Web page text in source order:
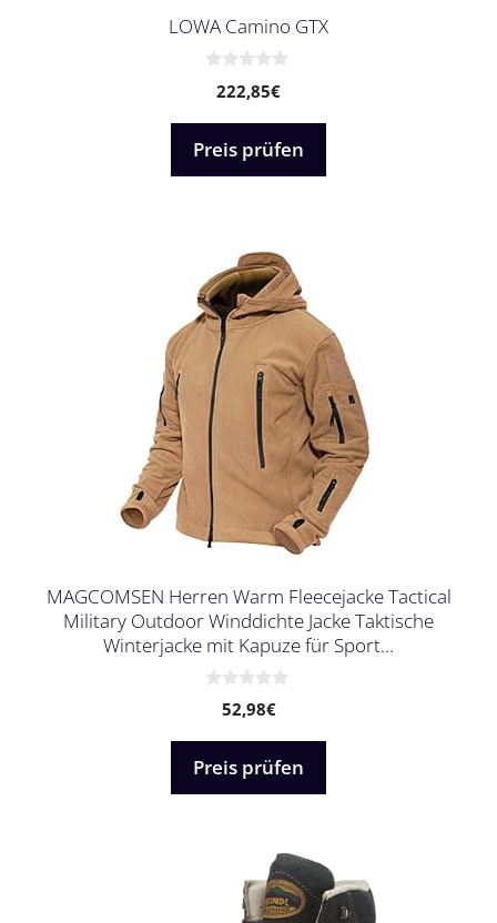
LOWA Camino GTX
n
5
222,85€
Preis prüfen
MAGCOMSEN Herren Warm Fleecejacke Tactical
Military Outdoor Winddichte Jacke Taktische
Winterjacke mit Kapuze für Sport…
n
5
52,98€
Preis prüfen